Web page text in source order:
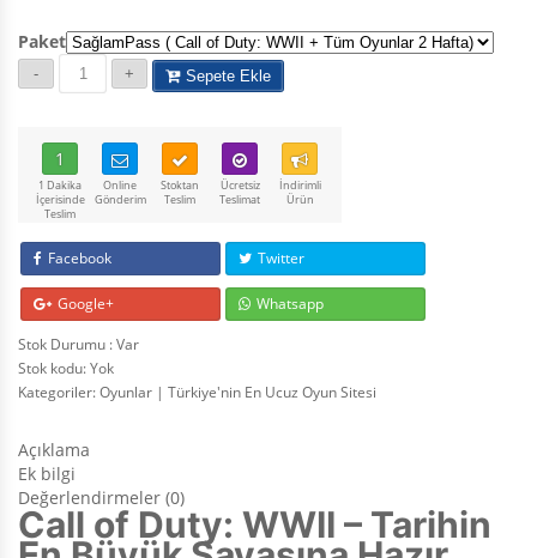
Paket
Sepete Ekle
1
1 Dakika
İçerisinde
Teslim
Online
Gönderim
Stoktan
Teslim
Ücretsiz
Teslimat
İndirimli
Ürün
Facebook Twitter
Google+
Whatsapp
Stok Durumu : Var
Stok kodu:Yok
Kategoriler:Oyunlar | Türkiye'nin En Ucuz Oyun Sitesi
Açıklama
Ek bilgi
Değerlendirmeler (0)
Call of Duty: WWII – Tarihin